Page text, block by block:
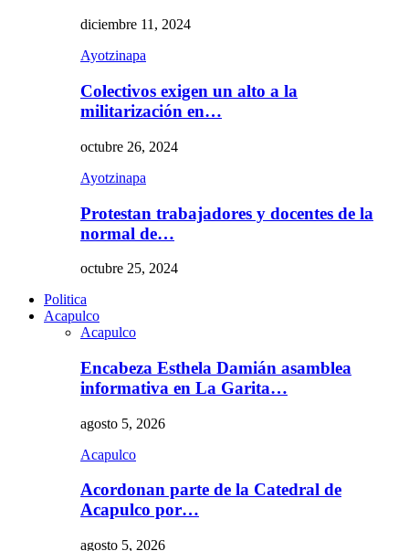
diciembre 11, 2024
Ayotzinapa
Colectivos exigen un alto a la
militarización en…
octubre 26, 2024
Ayotzinapa
Protestan trabajadores y docentes de la
normal de…
octubre 25, 2024
Politica
Acapulco
Acapulco
Encabeza Esthela Damián asamblea
informativa en La Garita…
agosto 5, 2026
Acapulco
Acordonan parte de la Catedral de
Acapulco por…
agosto 5, 2026